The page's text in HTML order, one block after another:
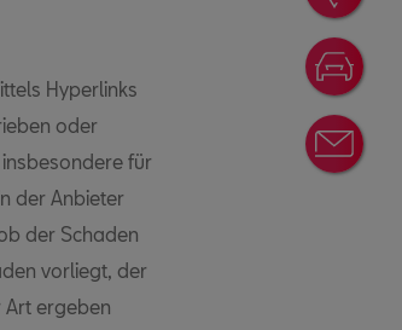
Hyperlinks
oder
für
der Anbieter
der Schaden
vorliegt, der
ergeben